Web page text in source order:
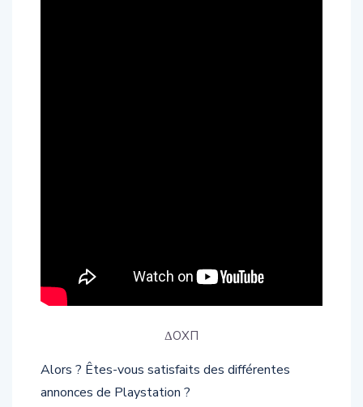
ΔОХП
Alors ? Êtes-vous satisfaits des différentes
annonces de Playstation ?